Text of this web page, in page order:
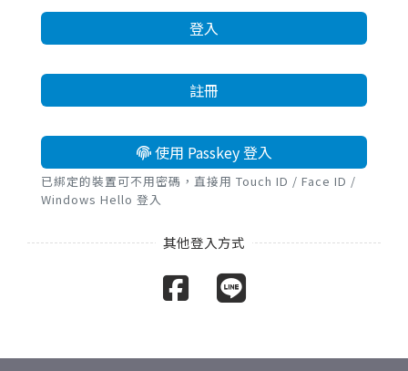
登入
註冊
使用 Passkey 登入
已綁定的裝置可不用密碼，直接用 Touch ID / Face ID /
Windows Hello 登入